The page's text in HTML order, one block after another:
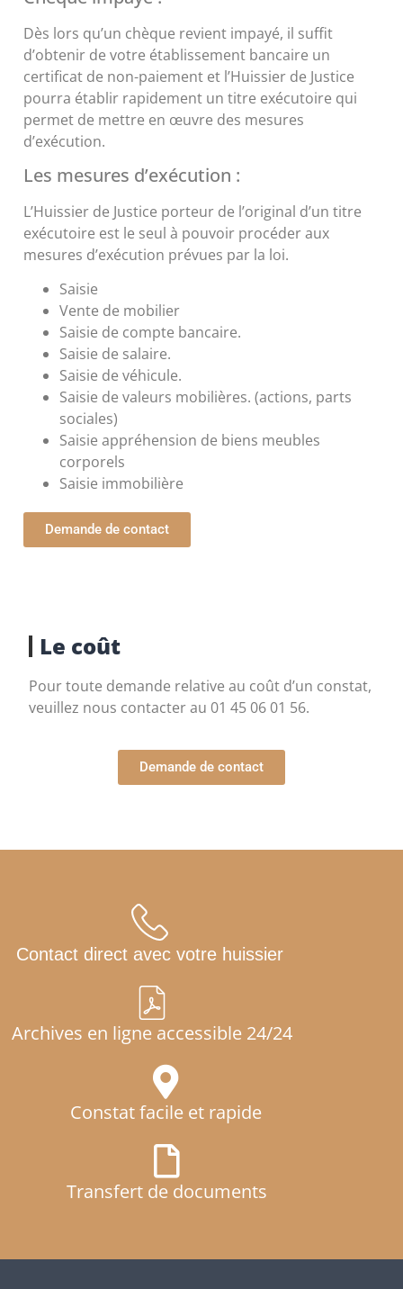
Dès lors qu’un chèque revient impayé, il suffit
d’obtenir de votre établissement bancaire un
certificat de non-paiement et l’Huissier de Justice
pourra établir rapidement un titre exécutoire qui
permet de mettre en œuvre des mesures
d’exécution.
Les mesures d’exécution :
L’Huissier de Justice porteur de l’original d’un titre
exécutoire est le seul à pouvoir procéder aux
mesures d’exécution prévues par la loi.
Saisie
Vente de mobilier
Saisie de compte bancaire.
Saisie de salaire.
Saisie de véhicule.
Saisie de valeurs mobilières. (actions, parts
sociales)
Saisie appréhension de biens meubles
corporels
Saisie immobilière
Demande de contact
Le coût
Pour toute demande relative au coût d’un constat,
veuillez nous contacter au 01 45 06 01 56.
Demande de contact
Contact direct avec votre huissier
Archives en ligne accessible 24/24
Constat facile et rapide
Transfert de documents